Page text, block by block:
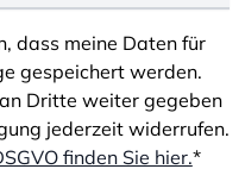
dass meine Daten für
gespeichert werden.
Dritte weiter gegeben
jederzeit widerrufen.
finden Sie hier.*